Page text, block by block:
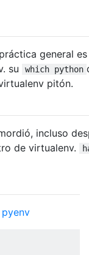
general
su
which python
pitón.
incluso
de virtualenv.
pyenv